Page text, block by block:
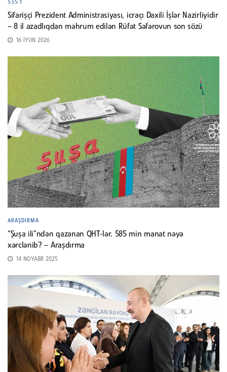
535.1
Sifarişçi Prezident Administrasiyası, icraçı Daxili İşlər Nazirliyidir
– 8 il azadlıqdan məhrum edilən Rüfət Səfərovun son sözü
16 İYUN 2026
ARAŞDIRMA
“Şuşa ili”ndən qazanan QHT-lər. 585 min manat nəyə
xərclənib? – Araşdırma
14 NOYABR 2025